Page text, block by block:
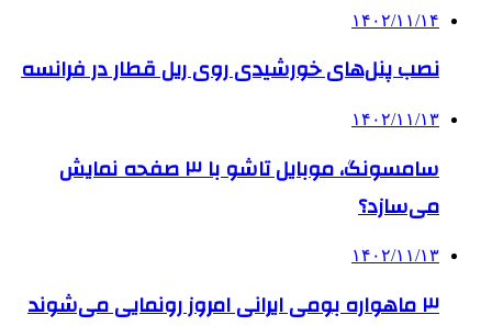
۱۴۰۲/۱۱/۱۴
نصب پنل‌های خورشیدی روی ریل قطار در فرانسه
۱۴۰۲/۱۱/۱۳
سامسونگ، موبایل تاشو با ۳ صفحه نمایش
می‌سازد؟
۱۴۰۲/۱۱/۱۳
۳ ماهواره بومی ایرانی امروز رونمایی می‌شوند